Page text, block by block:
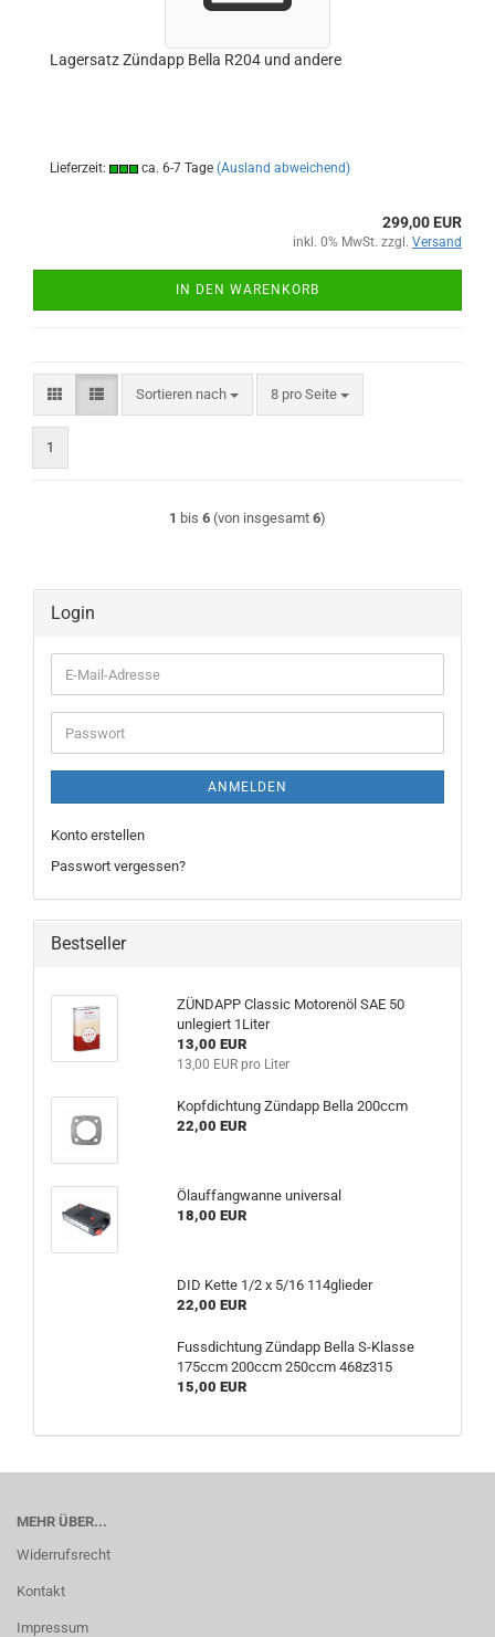
Lagersatz Zündapp Bella R204 und andere
Lieferzeit: ca. 6-7 Tage (Ausland abweichend)
299,00 EUR
inkl. 0% MwSt. zzgl. Versand
IN DEN WARENKORB
Sortieren nach
Sortieren nach 8 pro Seite
pro Seite
1
1 bis 6 (von insgesamt 6)
Login
E-
Mail-
Adresse
Passwort
ANMELDEN
Konto erstellen
Passwort vergessen?
Bestseller
ZÜNDAPP Classic Motorenöl SAE 50
unlegiert 1Liter
13,00 EUR
13,00 EUR pro Liter
Kopfdichtung Zündapp Bella 200ccm
22,00 EUR
Ölauffangwanne universal
18,00 EUR
DID Kette 1/2 x 5/16 114glieder
22,00 EUR
Fussdichtung Zündapp Bella S-Klasse
175ccm 200ccm 250ccm 468z315
15,00 EUR
MEHR ÜBER...
Widerrufsrecht
Kontakt
Impressum